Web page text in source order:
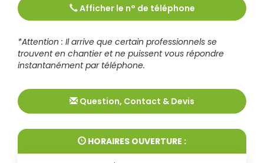
Afficher le n° de téléphone
0659951121
*Attention : Il arrive que certain professionnels se
trouvent en chantier et ne puissent vous répondre
instantanément par téléphone.
Question, Contact & Devis
HORAIRES OUVERTURE :